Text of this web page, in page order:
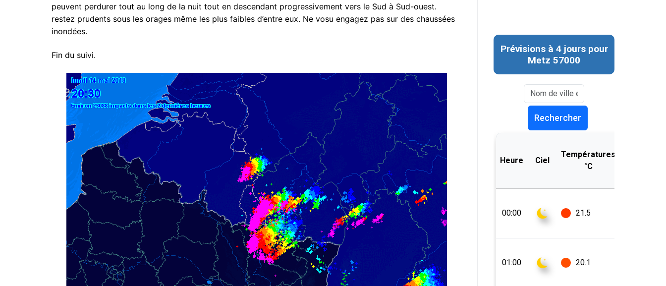
peuvent perdurer tout au long de la nuit tout en descendant progressivement vers le Sud à Sud-ouest.
restez prudents sous les orages même les plus faibles d’entre eux. Ne vosu engagez pas sur des chaussées
inondées.
Fin du suivi.